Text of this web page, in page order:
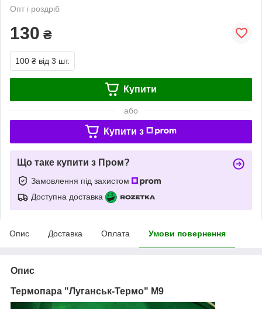
Опт і роздріб
130 ₴
100 ₴ від 3 шт.
Купити
або
Купити з
Що таке купити з Пром?
Замовлення під захистом
Доступна доставка
Опис Доставка Оплата Умови повернення
Опис
Термопара "Луганськ-Термо" М9